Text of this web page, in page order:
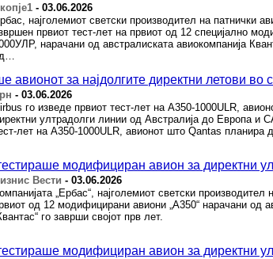
- 03.06.2026
најголемиот светски производител на патнички
првиот тест-лет на првиот од 12 специјално
нарачани од австралиската авиокомпанија
авионот за најдолгите директни летови во
- 03.06.2026
го изведе првиот тест-лет на A350-1000ULR,
ултрадолги линии од Австралија до Европа и
лет на A350-1000ULR, авионот што Qantas планира
модифициран авион за директни
Вести - 03.06.2026
„Ербас“, најголемиот светски производител
од 12 модифицирани авиони „А350“ нарачани од
го заврши својот прв лет.
модифициран авион за директни